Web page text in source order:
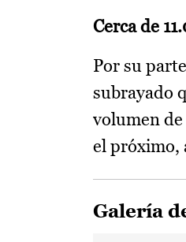
Cerca de
Por su
subrayado
volumen de
el próximo,
Galería